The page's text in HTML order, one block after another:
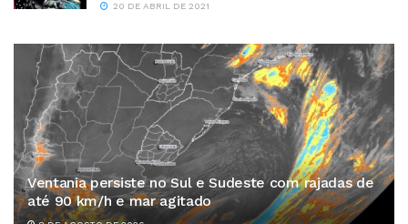
20 DE ABRIL DE 2021
Ventania persiste no Sul e Sudeste com rajadas de
até 90 km/h e mar agitado